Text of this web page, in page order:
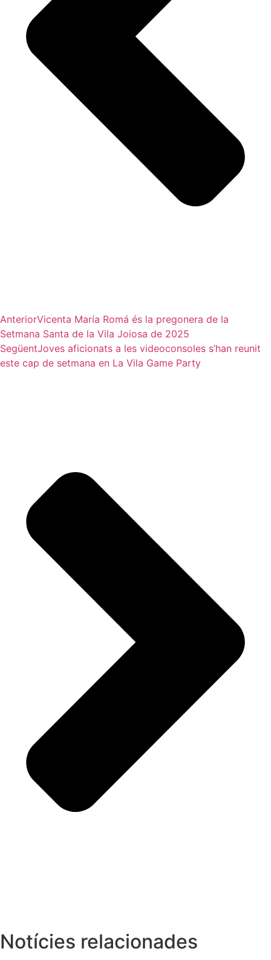
AnteriorVicenta María Romá és la pregonera de la
Setmana Santa de la Vila Joiosa de 2025
SegüentJoves aficionats a les videoconsoles s’han reunit
este cap de setmana en La Vila Game Party
Notícies relacionades